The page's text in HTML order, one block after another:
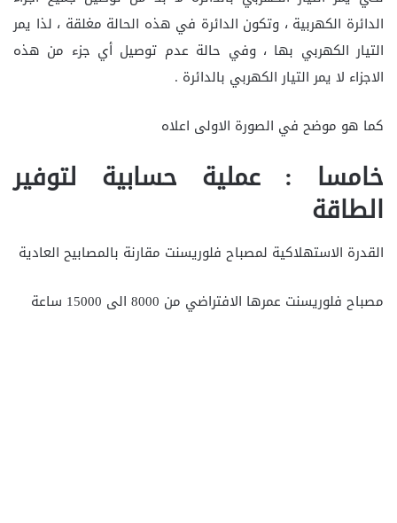
الدائرة الكهربية ، وتكون الدائرة في هذه الحالة مغلقة ، لذا يمر
التيار الكهربي بها ، وفي حالة عدم توصيل أي جزء من هذه
الاجزاء لا يمر التيار الكهربي بالدائرة .
كما هو موضح في الصورة الاولى اعلاه
خامسا : عملية حسابية لتوفير
الطاقة
القدرة الاستهلاكية لمصباح فلوريسنت مقارنة بالمصابيح العادية
مصباح فلوريسنت عمرها الافتراضي من 8000 الى 15000 ساعة